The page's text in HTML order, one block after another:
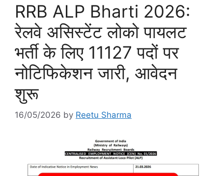
RRB ALP Bharti 2026:
रेलवे असिस्टेंट लोको पायलट
भर्ती के लिए 11127 पदों पर
नोटिफिकेशन जारी, आवेदन
शुरू
16/05/2026 by Reetu Sharma